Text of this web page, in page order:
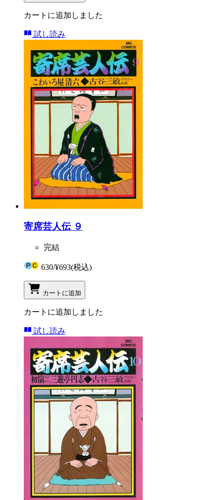
カートに追加しました
試し読み
寄席芸人伝 ９
完結
630/¥693(税込)
カートに追加
カートに追加しました
試し読み